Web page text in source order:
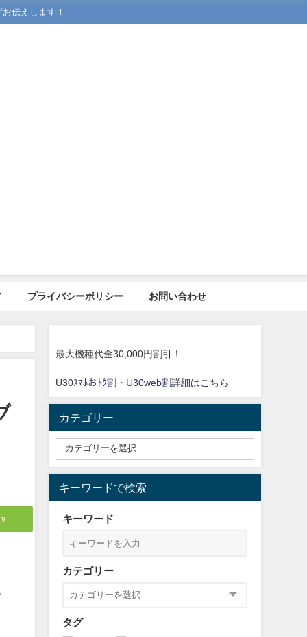
伝えします！
プライバシーポリシー お問い合わせ
最大機種代金30,000円割引！
U30ｽﾏﾎおﾄｸ割・U30web割詳細はこちら
カテゴリー
キーワードで検索
キーワード
カテゴリー
タグ